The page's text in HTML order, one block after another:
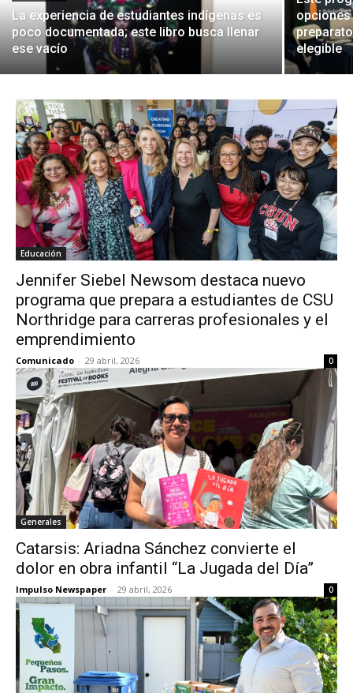
La experiencia de estudiantes indígenas es
poco documentada; este libro busca llenar
ese vacío
opciones
elegible
Educación
Jennifer Siebel Newsom destaca nuevo
programa que prepara a estudiantes de CSU
Northridge para carreras profesionales y el
emprendimiento
Comunicado - 29 abril, 2026 0
Generales
Catarsis: Ariadna Sánchez convierte el
dolor en obra infantil “La Jugada del Día”
Impulso Newspaper - 29 abril, 2026 0